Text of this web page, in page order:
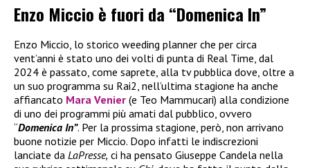
Enzo Miccio è fuori da “Domenica In”
Enzo Miccio, lo storico weeding planner che per circa
vent’anni è stato uno dei volti di punta di Real Time, dal
2024 è passato, come saprete, alla tv pubblica dove, oltre a
un suo programma su Rai2, nell’ultima stagione ha anche
affiancato Mara Venier (e Teo Mammucari) alla condizione
di uno dei programmi più amati dal pubblico, ovvero
“Domenica In”. Per la prossima stagione, però, non arrivano
buone notizie per Miccio. Dopo infatti le indiscrezioni
lanciate da LaPresse, ci ha pensato Giuseppe Candela nella